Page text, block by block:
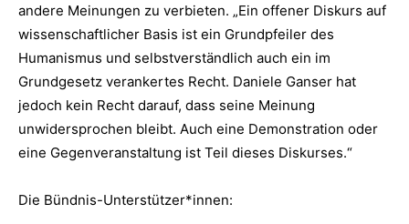
andere Meinungen zu verbieten. „Ein offener Diskurs auf
wissenschaftlicher Basis ist ein Grundpfeiler des
Humanismus und selbstverständlich auch ein im
Grundgesetz verankertes Recht. Daniele Ganser hat
jedoch kein Recht darauf, dass seine Meinung
unwidersprochen bleibt. Auch eine Demonstration oder
eine Gegenveranstaltung ist Teil dieses Diskurses.“
Die Bündnis-Unterstützer*innen: